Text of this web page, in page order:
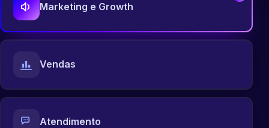
Marketing e Growth
Vendas
Atendimento